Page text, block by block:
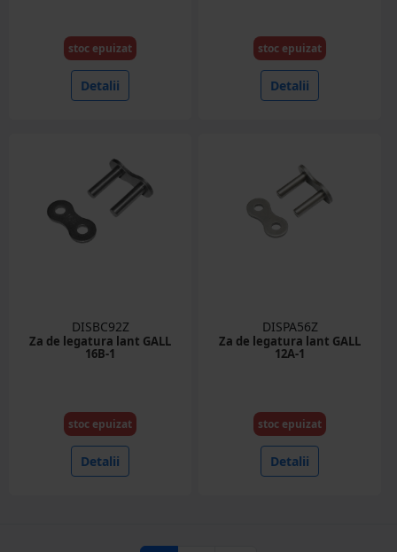
stoc epuizat
Detalii
stoc epuizat
Detalii
DISBC92Z
Za de legatura lant GALL
16B-1
stoc epuizat
Detalii
DISPA56Z
Za de legatura lant GALL
12A-1
stoc epuizat
Detalii